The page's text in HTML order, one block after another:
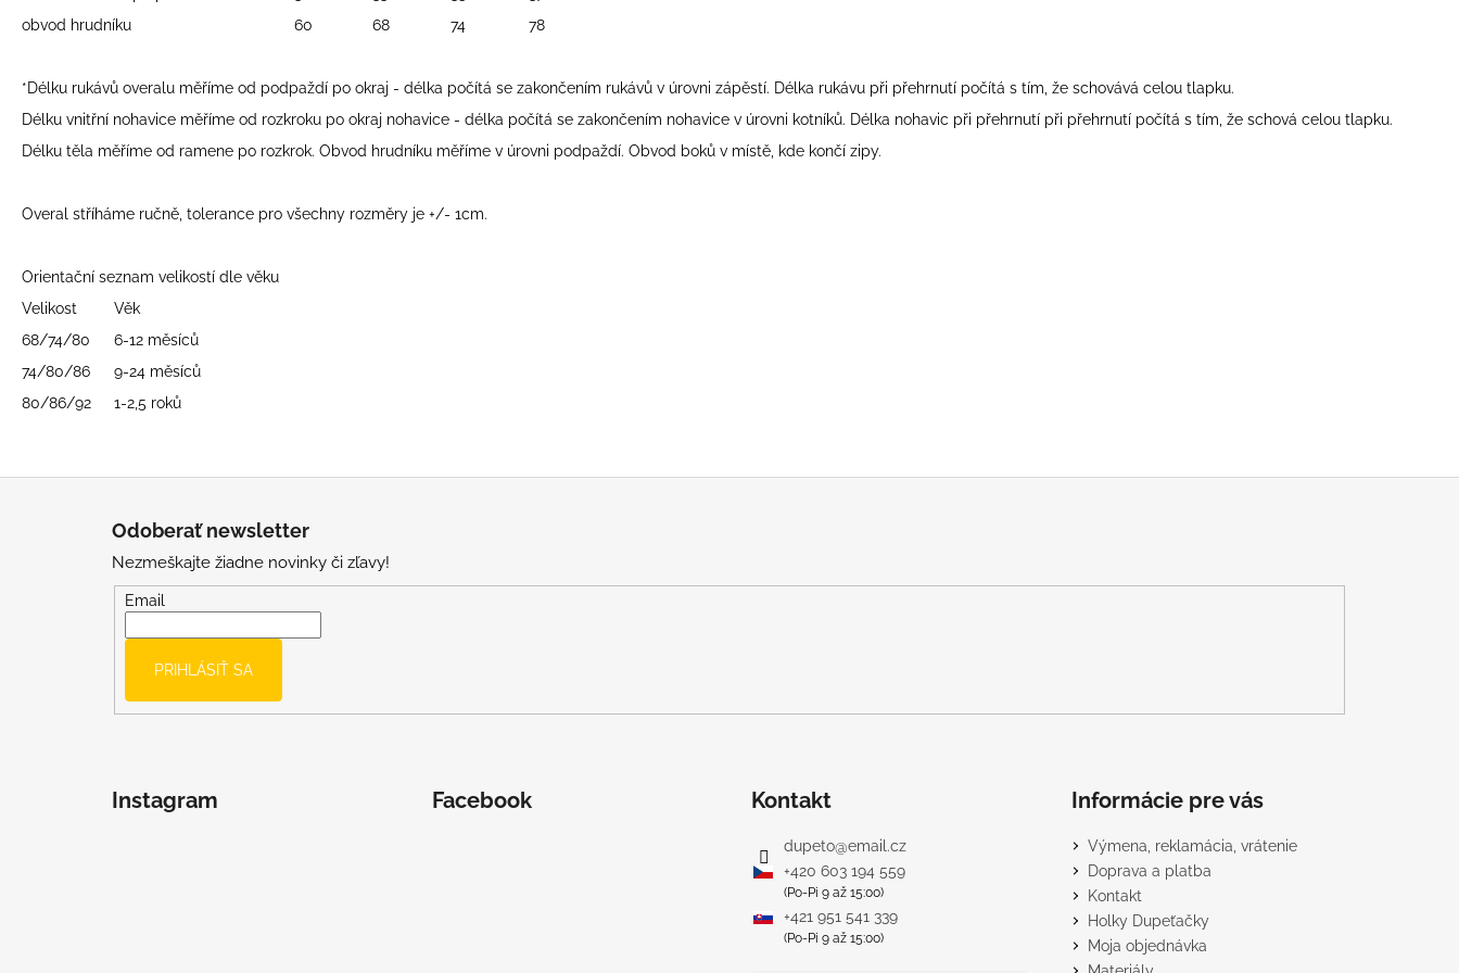
obvod hrudníku
60 68 74 78
*Délku rukávů overalu měříme od podpaždí po okraj - délka počítá se zakončením rukávů v úrovni zápěstí. Délka rukávu při přehrnutí počítá s tím, že schovává celou tlapku.
Délku vnitřní nohavice měříme od rozkroku po okraj nohavice - délka počítá se zakončením nohavice v úrovni kotníků. Délka nohavic při přehrnutí při přehrnutí počítá s tím, že schová celou tlapku.
Délku těla měříme od ramene po rozkrok. Obvod hrudníku měříme v úrovni podpaždí. Obvod boků v místě, kde končí zipy.
Overal stříháme ručně, tolerance pro všechny rozměry je +/- 1cm.
Orientační seznam velikostí dle věku
Velikost
Věk
68/74/80
6-12 měsíců
74/80/86
9-24 měsíců
80/86/92
1-2,5 roků
€16
Odoberať newsletter
Nezmeškajte žiadne novinky či zľavy!
Email
PRIHLÁSIŤ SA
Instagram Facebook Kontakt
dupeto@email.cz
+420 603 194 559
(Po-Pi 9 až 15:00)
+421 951 541 339
(Po-Pi 9 až 15:00)
Informácie pre vás
Výmena, reklamácia, vrátenie
Doprava a platba
Kontakt
Holky Dupeťačky
Moja objednávka